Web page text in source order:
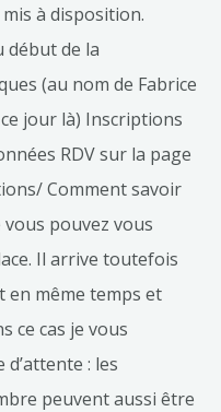
à disposition.
début de la
(au nom de Fabrice
jour là) Inscriptions
RDV sur la page
Comment savoir
vous pouvez vous
Il arrive toutefois
en même temps et
ce cas je vous
: les
peuvent aussi être